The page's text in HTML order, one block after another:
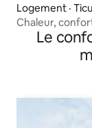
Logement ·
Chaleur,
d'Uxmal
Le